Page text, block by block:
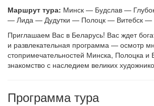
Маршрут тура: Минск — Буд­слав —
— Ли­да — Ду­дутки — По­лоцк — Ви­тебск —
Приглашаем Вас в Бе­ла­русь! Вас ждет
и раз­вле­ка­тель­ная про­грам­ма — осмотр
сто­при­ме­ча­тель­но­стей Мин­ска, По­лоц­ка и
знакомство с на­сле­ди­ем ве­ли­ких
Программа тура